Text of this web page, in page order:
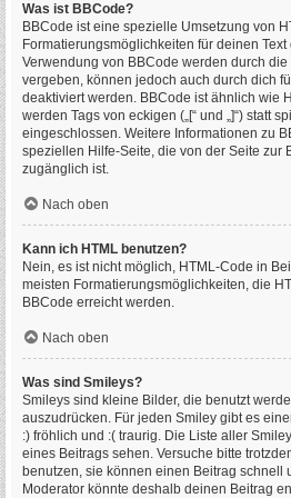
Was ist BBCode?
BBCode ist eine spezielle Umsetzung von
Formatierungsmöglichkeiten für deinen
Verwendung von BBCode werden durch
vergeben, können jedoch auch durch dich
deaktiviert werden. BBCode ist ähnlich wie
werden Tags von eckigen („[“ und „]“) statt
eingeschlossen. Weitere Informationen zu
speziellen Hilfe-Seite, die von der Seite zur
zugänglich ist.
Nach oben
Kann ich HTML benutzen?
Nein, es ist nicht möglich, HTML-Code in
meisten Formatierungsmöglichkeiten, die
BBCode erreicht werden.
Nach oben
Was sind Smileys?
Smileys sind kleine Bilder, die benutzt
auszudrücken. Für jeden Smiley gibt es
:) fröhlich und :( traurig. Die Liste aller
eines Beitrags sehen. Versuche bitte
benutzen, sie können einen Beitrag schnell
Moderator könnte deshalb deinen Beitrag